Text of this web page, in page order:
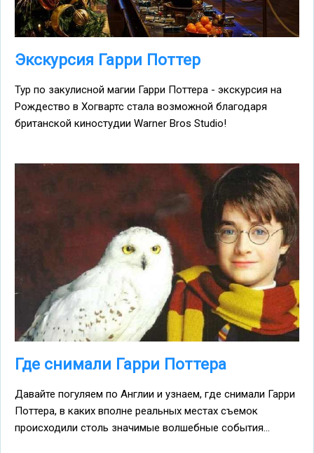
Экскурсия Гарри Поттер
Тур по закулисной магии Гарри Поттера - экскурсия на
Рождество в Хогвартс стала возможной благодаря
британской киностудии Warner Bros Studio!
Где снимали Гарри Поттера
Давайте погуляем по Англии и узнаем, где снимали Гарри
Поттера, в каких вполне реальных местах съемок
происходили столь значимые волшебные события...